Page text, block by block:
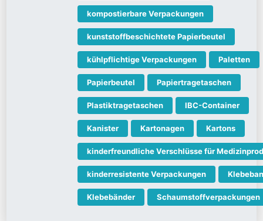
kompostierbare Verpackungen
kunststoffbeschichtete Papierbeutel
kühlpflichtige Verpackungen Paletten
Papierbeutel Papiertragetaschen
Plastiktragetaschen IBC-Container
Kanister Kartonagen Kartons
kinderfreundliche Verschlüsse für
kinderresistente Verpackungen
Klebebänder Schaumstoffverpackungen